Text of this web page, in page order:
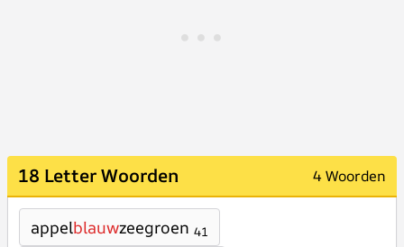
18 Letter Woorden 4 Woorden
appelblauwzeegroen 41